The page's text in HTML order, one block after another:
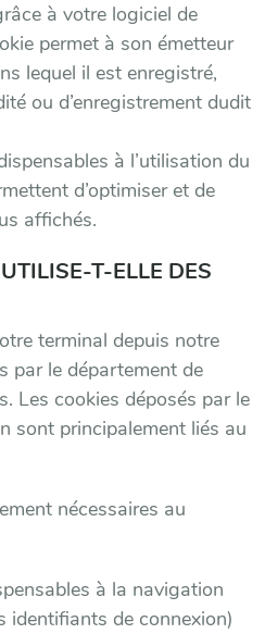
à votre logiciel de
permet à son émetteur
lequel il est enregistré,
ou d’enregistrement dudit
à l’utilisation du
d’optimiser et de
affichés.
T-ELLE DES
terminal depuis notre
par le département de
Les cookies déposés par le
sont principalement liés au
nécessaires au
à la navigation
identifiants de connexion)